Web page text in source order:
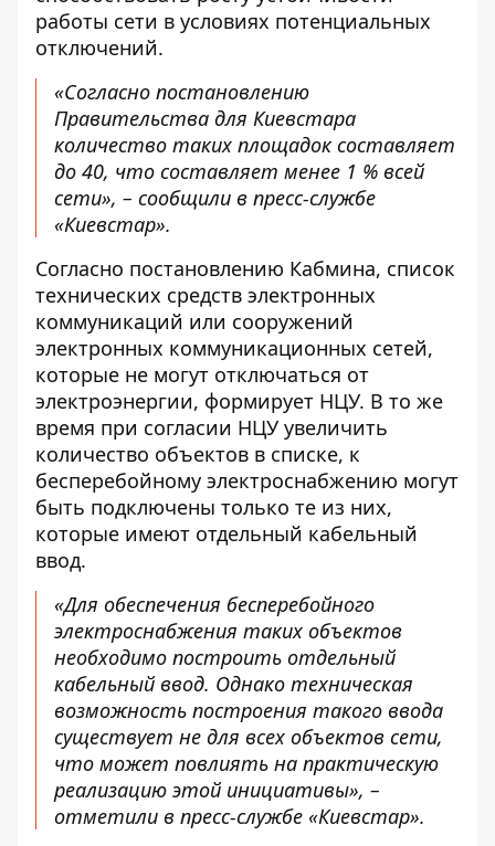
работы сети в условиях потенциальных
отключений.
«Согласно постановлению
Правительства для Киевстара
количество таких площадок составляет
до 40, что составляет менее 1 % всей
сети», – сообщили в пресс-службе
«Киевстар».
Согласно постановлению Кабмина, список
технических средств электронных
коммуникаций или сооружений
электронных коммуникационных сетей,
которые не могут отключаться от
электроэнергии, формирует НЦУ. В то же
время при согласии НЦУ увеличить
количество объектов в списке, к
бесперебойному электроснабжению могут
быть подключены только те из них,
которые имеют отдельный кабельный
ввод.
«Для обеспечения бесперебойного
электроснабжения таких объектов
необходимо построить отдельный
кабельный ввод. Однако техническая
возможность построения такого ввода
существует не для всех объектов сети,
что может повлиять на практическую
реализацию этой инициативы», –
отметили в пресс-службе «Киевстар».